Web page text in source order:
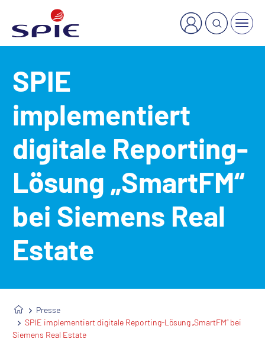
SPIE
implementiert
digitale Reporting-
Lösung „SmartFM“
bei Siemens Real
Estate
Presse
SPIE implementiert digitale Reporting-Lösung „SmartFM“ bei
Siemens Real Estate